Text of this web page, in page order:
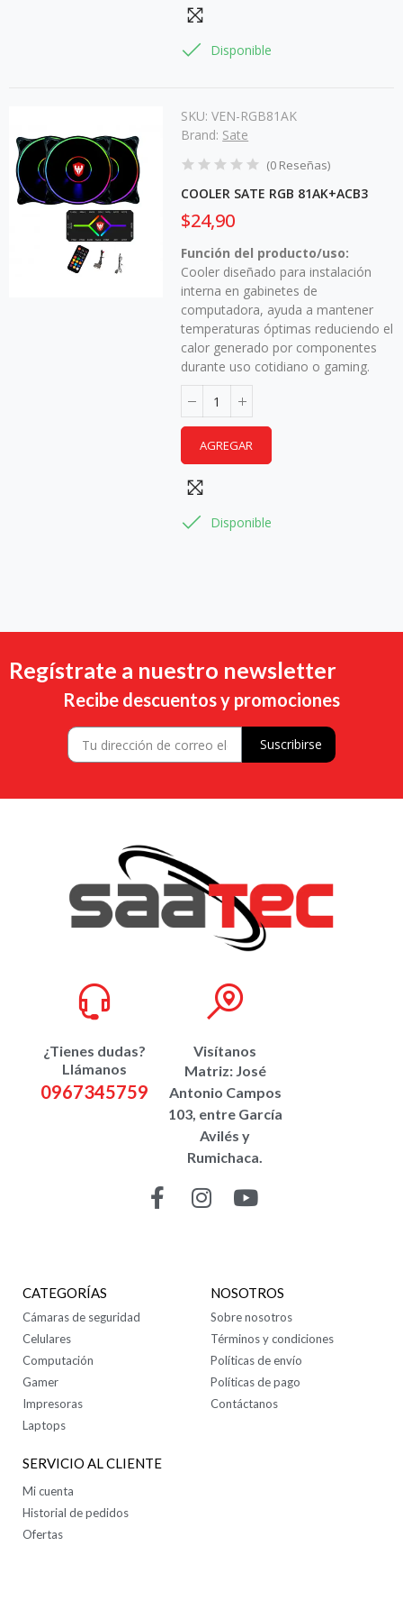
Disponible
SKU:VEN-RGB81AK
Brand: Sate
(0 Reseñas)
COOLER SATE RGB 81AK+ACB3
$24,90
Función del producto/uso:
Cooler diseñado para instalación
interna en gabinetes de
computadora, ayuda a mantener
temperaturas óptimas reduciendo el
calor generado por componentes
durante uso cotidiano o gaming.
AGREGAR
Disponible
Regístrate a nuestro newsletter
Recibe descuentos y promociones
Suscribirse
¿Tienes dudas?
Llámanos
0967345759
Visítanos
Matriz: José
Antonio Campos
103, entre García
Avilés y
Rumichaca.
CATEGORÍAS
Cámaras de seguridad
Celulares
Computación
Gamer
Impresoras
Laptops
NOSOTROS
Sobre nosotros
Términos y condiciones
Políticas de envío
Políticas de pago
Contáctanos
SERVICIO AL CLIENTE
Mi cuenta
Historial de pedidos
Ofertas